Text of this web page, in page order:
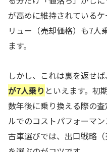
が高めに維持されている
リュー（売却価格）も7人
ます。
しかし、これは裏を返せば、
が7人乗り といえます。初
数年後に乗り換える際の
ルでのコストパフォーマ
古車選びでは、出口戦略